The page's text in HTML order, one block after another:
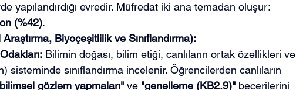
yapılandırdığı evredir. Müfredat iki ana temadan oluşur:
(%42).
Biyoçeşitlilik ve Sınıflandırma):
Bilimin doğası, bilim etiği, canlıların ortak özellikleri ve
sisteminde sınıflandırma incelenir. Öğrencilerden canlıların
gözlem yapmaları" ve "genelleme (KB2.9)" becerilerini